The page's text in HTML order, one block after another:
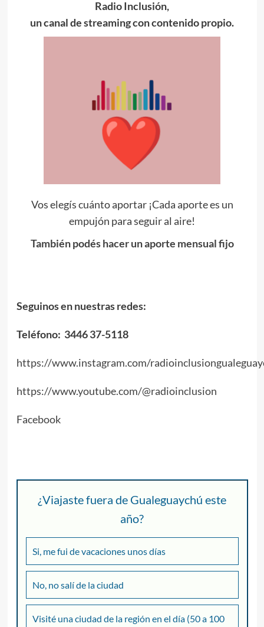
Radio Inclusión,
un canal de streaming con contenido propio.
Vos elegís cuánto aportar ¡Cada aporte es un
empujón para seguir al aire!
También podés hacer un aporte mensual fijo
Seguinos en nuestras redes:
Teléfono: 3446 37-5118
https://www.instagram.com/
https://www.youtube.com/@radioinclusion
Facebook
¿Viajaste fuera de Gualeguaychú este
año?
Si, me fui de vacaciones unos días
No, no salí de la ciudad
Visité una ciudad de la región en el día (50 a 100